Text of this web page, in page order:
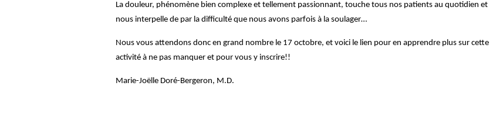
La douleur, phénomène bien complexe et tellement passionnant, touche tous nos patients au quotidien et
nous interpelle de par la difficulté que nous avons parfois à la soulager…
Nous vous attendons donc en grand nombre le 17 octobre, et voici le lien pour en apprendre plus sur cette
activité à ne pas manquer et pour vous y inscrire!!
Marie-Joëlle Doré-Bergeron, M.D.